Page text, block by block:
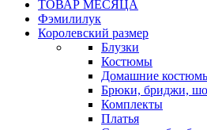
ТОВАР МЕСЯЦА
Фэмилилук
Королевский размер
Блузки
Костюмы
Домашние
Брюки, бриджи,
Комплекты
Платья